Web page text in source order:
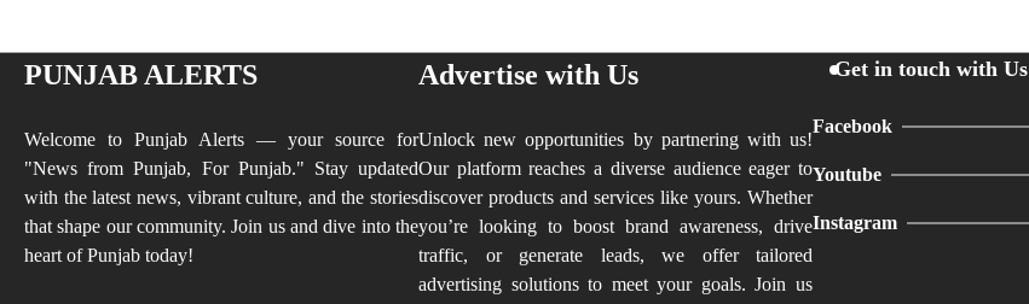
PUNJAB ALERTS
Welcome to Punjab Alerts — your source for
"News from Punjab, For Punjab." Stay updated
with the latest news, vibrant culture, and the stories
that shape our community. Join us and dive into the
heart of Punjab today!
Advertise with Us
Unlock new opportunities by partnering with us!
Our platform reaches a diverse audience eager to
discover products and services like yours. Whether
you’re looking to boost brand awareness, drive
traffic, or generate leads, we offer tailored
advertising solutions to meet your goals. Join us
Get in touch with Us
Facebook
Youtube
Instagram